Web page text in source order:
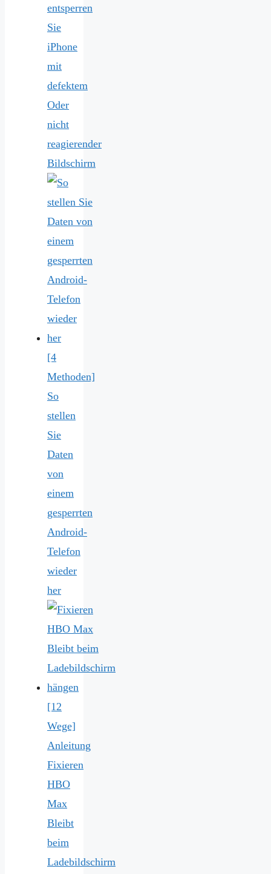
entsperren
Sie
iPhone
mit
defektem
Oder
nicht
reagierender
Bildschirm
[4
Methoden]
So
stellen
Sie
Daten
von
einem
gesperrten
Android-
Telefon
wieder
her
[12
Wege]
Anleitung
Fixieren
HBO
Max
Bleibt
beim
Ladebildschirm